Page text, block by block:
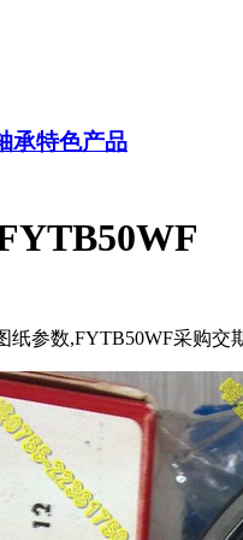
承特色产品
纸参数,FYTB50WF采购交